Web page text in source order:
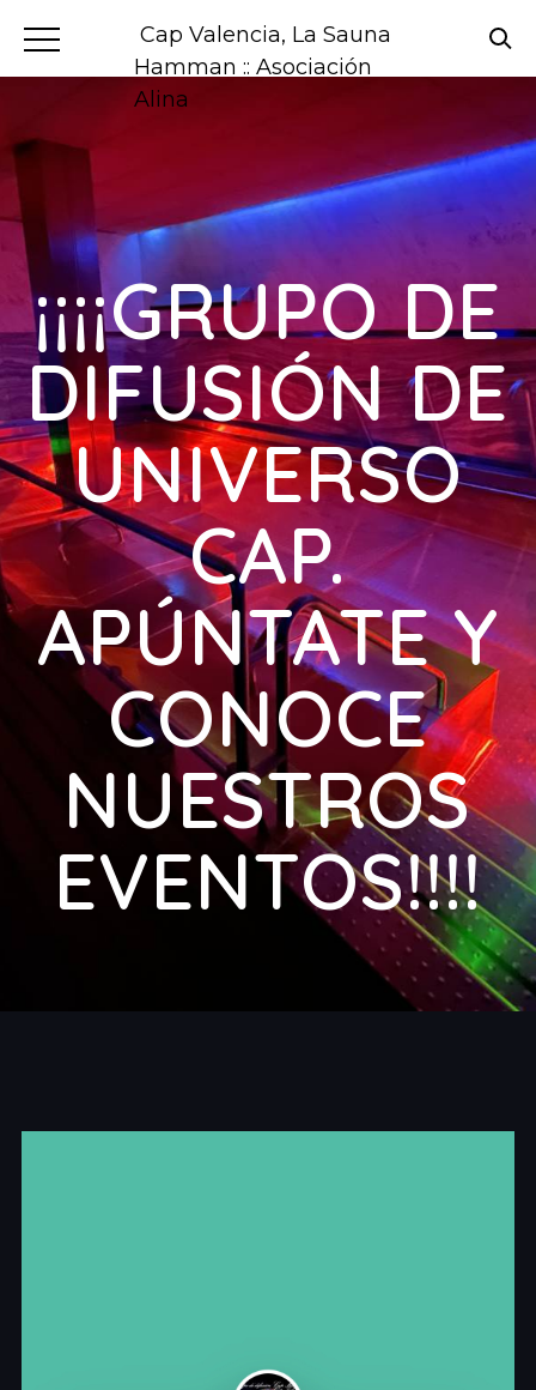
Cap Valencia, La Sauna
Hamman :: Asociación
Alina
¡¡¡¡GRUPO DE
DIFUSIÓN DE
UNIVERSO
CAP.
APÚNTATE Y
CONOCE
NUESTROS
EVENTOS!!!!